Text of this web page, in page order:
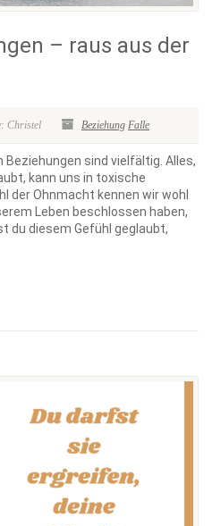
– raus aus der
Christel Beziehung Falle
Beziehungen sind vielfältig. Alles,
kann uns in toxische
der Ohnmacht kennen wir wohl
Leben beschlossen haben,
du diesem Gefühl geglaubt,